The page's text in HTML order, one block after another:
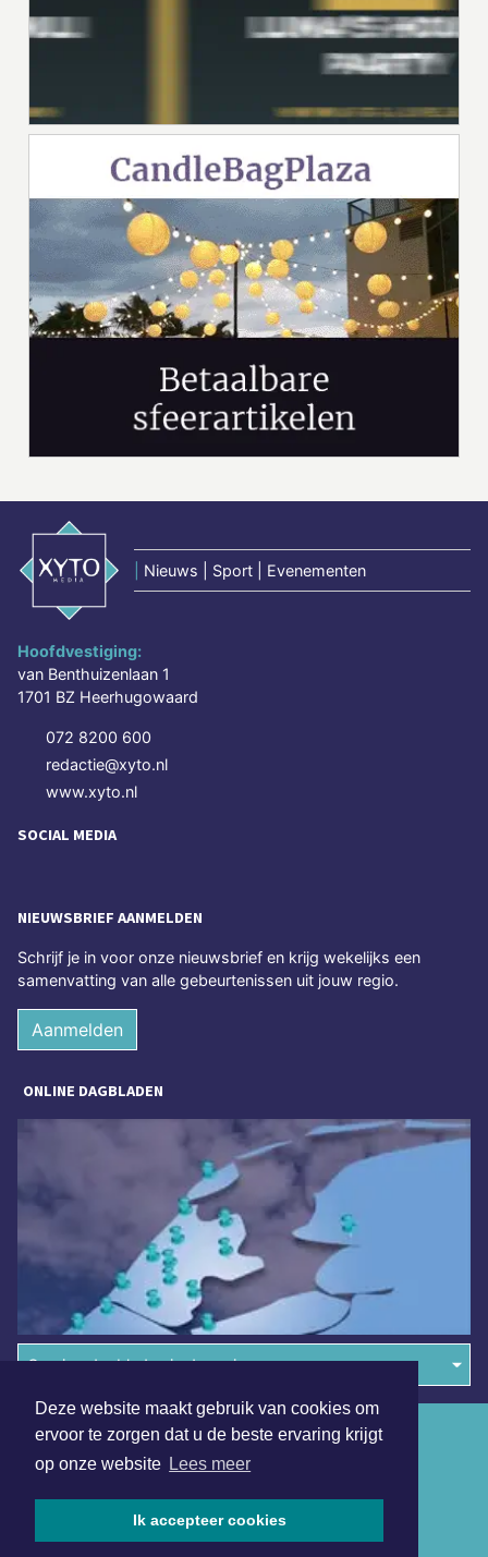
Deze website maakt gebruik van cookies om
ervoor te zorgen dat u de beste ervaring krijgt
op onze website Lees meer
Ik accepteer cookies
Nieuws | Sport | Evenementen
Hoofdvestiging:
van Benthuizenlaan 1
1701 BZ Heerhugowaard
072 8200 600
redactie@xyto.nl
www.xyto.nl
SOCIAL MEDIA
NIEUWSBRIEF AANMELDEN
Schrijf je in voor onze nieuwsbrief en krijg wekelijks een
samenvatting van alle gebeurtenissen uit jouw regio.
Aanmelden
ONLINE DAGBLADEN
Overige dagbladen in de regio
Algemene voorwaarden
Disclaimer